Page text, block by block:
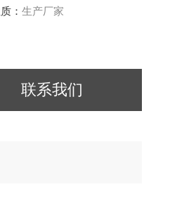
：生产厂家
联系我们